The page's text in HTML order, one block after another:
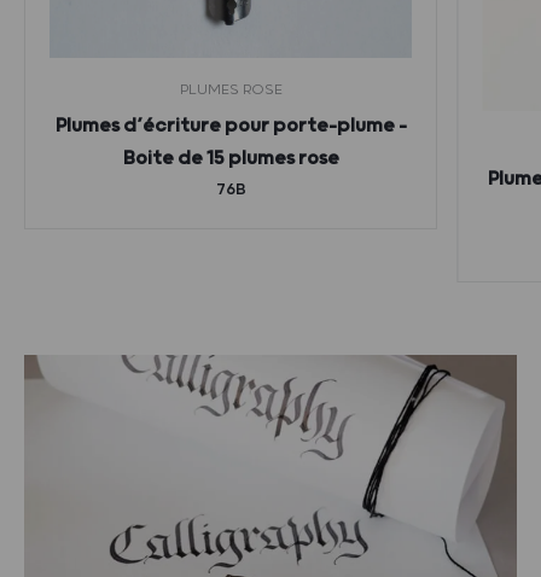
PLUMES ROSE
Plumes d’écriture pour porte-plume –
Boite de 15 plumes rose
76B